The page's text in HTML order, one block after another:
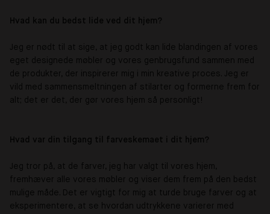
Hvad kan du bedst lide ved dit hjem?
Jeg er nødt til at sige, at jeg godt kan lide blandingen af vores
eget designede møbler og vores genbrugsfund sammen med
de produkter, der inspirerer mig i min kreative proces. Jeg er
vild med sammensmeltningen af stilarter og formerne frem for
alt; det er det, der gør vores hjem så personligt!
Hvad var din tilgang til farveskemaet i dit hjem?
Jeg tror på, at de farver, jeg har valgt til vores hjem,
fremhæver alle vores møbler og viser dem frem på den bedst
mulige måde. Det er vigtigt for mig at turde bruge farver og at
eksperimentere, at se hvordan udtrykkene varierer med